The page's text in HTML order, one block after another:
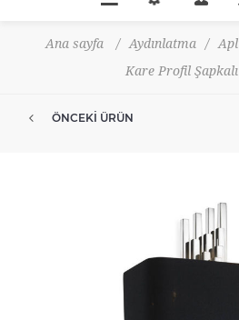
Ana sayfa / Aydınlatma /
Kare Profil
ÖNCEKI ÜRÜN